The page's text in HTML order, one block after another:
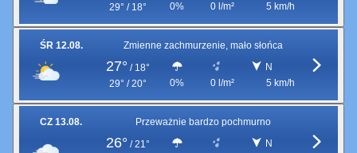
29° / 18°
0% 0 l/m²
5 km/h
ŚR 12.08. Zmienne zachmurzenie, mało słońca
27° / 18°
29° / 20°
0% 0 l/m²
N
5 km/h
CZ 13.08. Przeważnie bardzo pochmurno
26° / 21°
N